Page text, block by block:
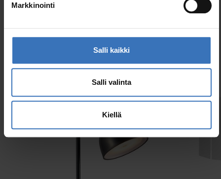
Markkinointi
Salli kaikki
Salli valinta
Kiellä
Samankaltaiset tuotteet